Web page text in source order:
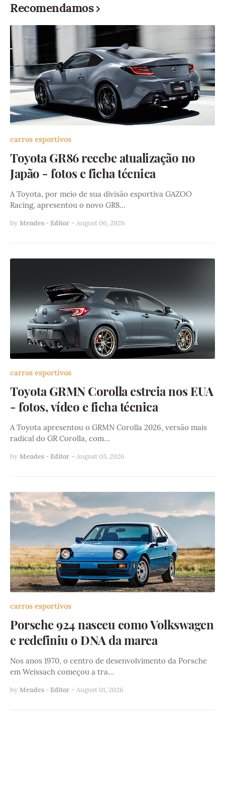
Recomendamos
carros esportivos
Toyota GR86 recebe atualização no
Japão - fotos e ficha técnica
A Toyota, por meio de sua divisão esportiva GAZOO
Racing, apresentou o novo GR8…
by Mendes - Editor - August 06, 2026
carros esportivos
Toyota GRMN Corolla estreia nos EUA
- fotos, vídeo e ficha técnica
A Toyota apresentou o GRMN Corolla 2026, versão mais
radical do GR Corolla, com…
by Mendes - Editor - August 03, 2026
carros esportivos
Porsche 924 nasceu como Volkswagen
e redefiniu o DNA da marca
Nos anos 1970, o centro de desenvolvimento da Porsche
em Weissach começou a tra…
by Mendes - Editor - August 01, 2026